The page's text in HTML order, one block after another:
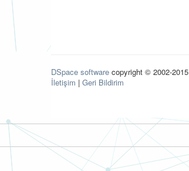
DSpace software copyright © 2002-2015
İletişim | Geri Bildirim